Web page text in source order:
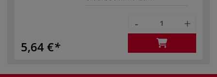
5,64 €
- +